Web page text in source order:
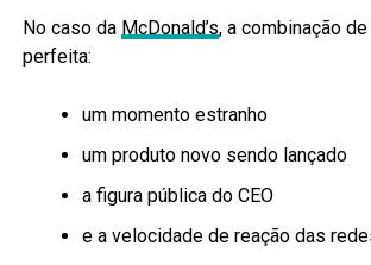
No caso da McDonald’s, a combinação
perfeita:
um momento estranho
um produto novo sendo lançado
a figura pública do CEO
e a velocidade de reação das